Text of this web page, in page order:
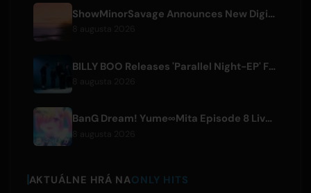
ShowMinorSavage Announces New Digital Single 'Gradation'
BILLY BOO Releases 'Parallel Night-EP' Featuring TV Drama Theme Song
BanG Dream! Yume∞Mita Episode 8 Live Clip Released
AKTUÁLNE HRÁ NAONLY HITS